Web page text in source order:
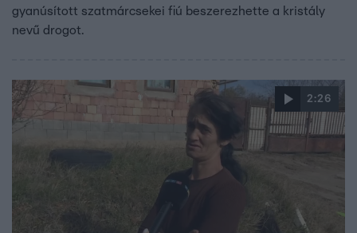
gyanúsított szatmárcsekei fiú beszerezhette a kristály
nevű drogot.
2:26